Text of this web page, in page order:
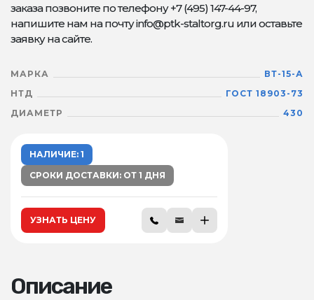
заказа позвоните по телефону +7 (495) 147-44-97,
напишите нам на почту info@ptk-staltorg.ru или оставьте
заявку на сайте.
МАРКА
ВТ-15-А
НТД
ГОСТ 18903-73
ДИАМЕТР
430
НАЛИЧИЕ: 1
СРОКИ ДОСТАВКИ: ОТ 1 ДНЯ
УЗНАТЬ ЦЕНУ
Описание